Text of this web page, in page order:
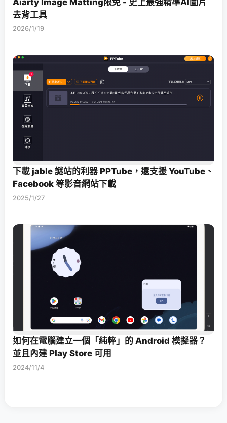
去背工具
2026/1/19
下載 jable 謎站的利器 PPTube，還支援 YouTube、
Facebook 等影音網站下載
2025/1/27
如何在電腦建立一個「純粹」的 Android 模擬器？
並且內建 Play Store 可用
2024/11/4